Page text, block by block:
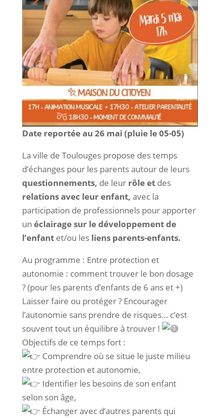
Date reportée au 26 mai (pluie le 05-05)
La ville de Toulouges propose des temps
d’échanges pour les parents autour de leurs
questionnements, de leur rôle et des
relations avec leur enfant, avec la
participation de professionnels pour apporter
un éclairage sur le développement de
l’enfant et/ou lesliens parents-enfants.
Au programme : Entre protection et
autonomie : comment trouver le bon dosage
? (pour les parents d’enfants de 6 ans et +)
Laisser faire ou protéger ? Encourager
l’autonomie sans prendre de risques… c’est
souvent tout un équilibre à trouver !
Objectifs de ce temps fort :
Comprendre où se situe le juste milieu
entre protection et autonomie,
Identifier les besoins de son enfant
selon son âge,
Échanger avec d’autres parents qui